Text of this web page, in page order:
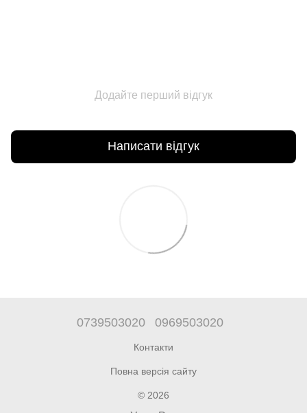
Додайте перший відгук
Написати відгук
0739503020 0969503020
Контакти
Повна версія сайту
© 2026